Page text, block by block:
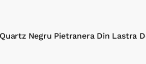
Negru Pietranera Din Lastra